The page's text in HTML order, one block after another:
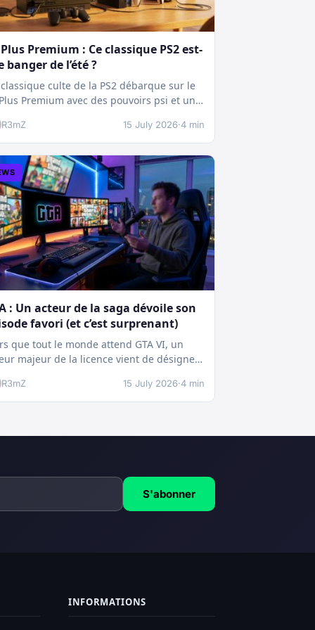
Plus Premium : Ce classique PS2 est-
banger de l’été ?
culte de la PS2 débarque sur le
Premium avec des pouvoirs psi et une
R3mZ 15 July 2026·4 min
: Un acteur de la saga dévoile son
favori (et c’est surprenant)
que tout le monde attend GTA VI, un
majeur de la licence vient de désigner
R3mZ 15 July 2026·4 min
S'abonner
INFORMATIONS